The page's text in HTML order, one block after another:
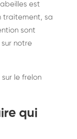
est
traitement, sa
sont
notre
le frelon
qui